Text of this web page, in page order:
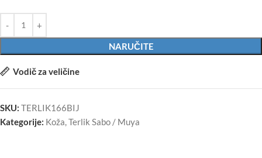
NARUČITE
Vodič za veličine
SKU: TERLIK166BIJ
Kategorije: Koža Terlik Sabo / Muya